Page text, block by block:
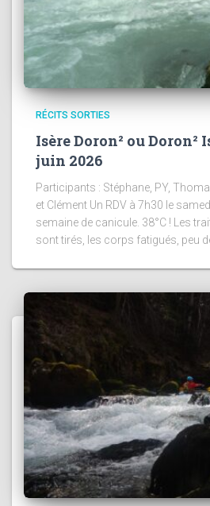
RÉCITS SORTIES
Isère Doron² ou Doron²
juin 2026
Participants : Stéphane, PY,
et Clément Un RDV à 7h30 le
semaine de canicule. 38°C ! Les
sont tirés, les corps fatigués, peu